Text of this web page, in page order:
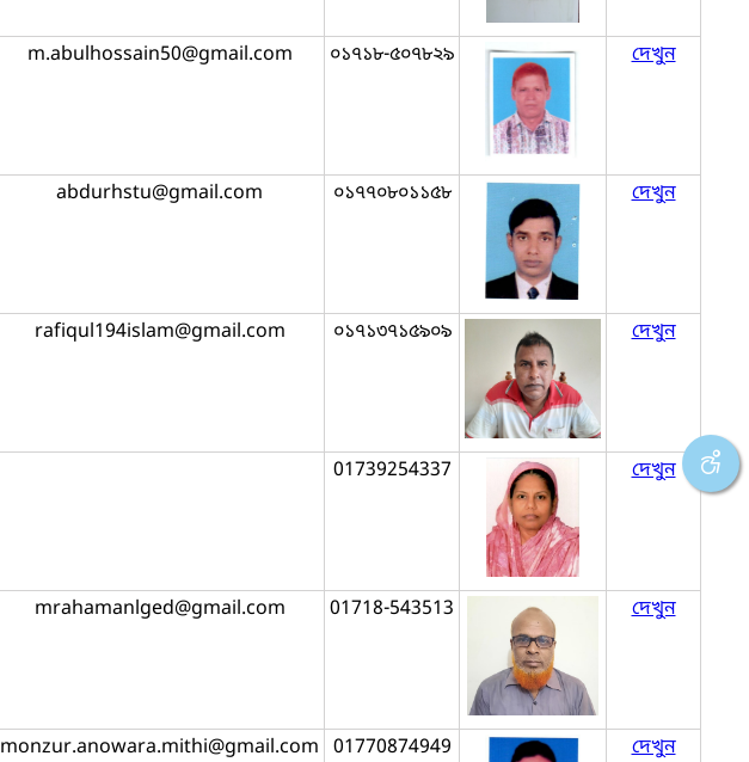
m.abulhossain50@gmail.com ০১৭১৮-৫০৭৮২৯ দেখুন
abdurhstu@gmail.com ০১৭৭০৮০১১৫৮ দেখুন
rafiqul194islam@gmail.com ০১৭১৩৭১৫৯০৯ দেখুন
01739254337 দেখুন
mrahamanlged@gmail.com 01718-543513 দেখুন
monzur.anowara.mithi@gmail.com 01770874949 দেখুন